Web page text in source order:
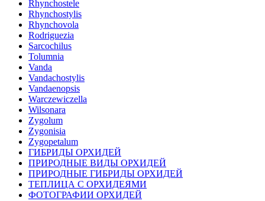
Rhynchostele
Rhynchostylis
Rhynchovola
Rodriguezia
Sarcochilus
Tolumnia
Vanda
Vandachostylis
Vandaenopsis
Warczewiczella
Wilsonara
Zygolum
Zygonisia
Zygopetalum
ГИБРИДЫ ОРХИДЕЙ
ПРИРОДНЫЕ ВИДЫ ОРХИДЕЙ
ПРИРОДНЫЕ ГИБРИДЫ ОРХИДЕЙ
ТЕПЛИЦА С ОРХИДЕЯМИ
ФОТОГРАФИИ ОРХИДЕЙ